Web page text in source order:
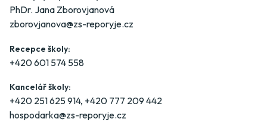
PhDr. Jana Zborovjanová
zborovjanova@zs-reporyje.cz
Recepce školy:
+420 601 574 558
Kancelář školy:
+420 251 625 914, +420 777 209 442
hospodarka@zs-reporyje.cz